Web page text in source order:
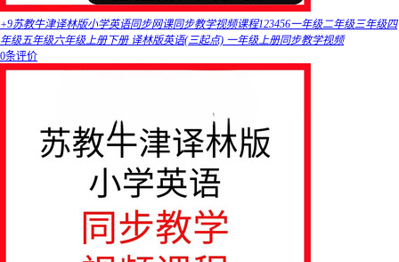
+9苏教牛津译林版小学英语同步网课同步教学视频课程123456一年级二年级三年级四
年级五年级六年级上册下册 译林版英语(三起点) 一年级上册同步教学视频
0条评价